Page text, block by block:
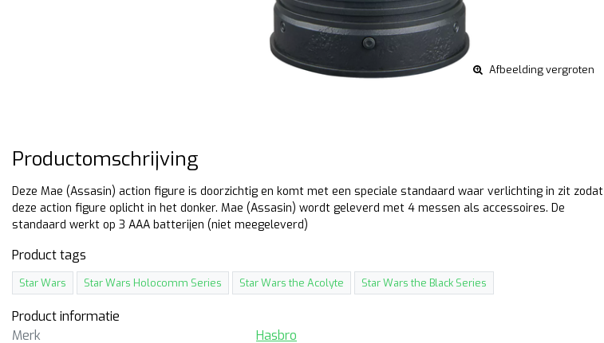
Afbeelding vergroten
Productomschrijving
Deze Mae (Assasin) action figure is doorzichtig en komt met een speciale standaard waar verlichting in zit zodat
deze action figure oplicht in het donker. Mae (Assasin) wordt geleverd met 4 messen als accessoires. De
standaard werkt op 3 AAA batterijen (niet meegeleverd)
Product tags
Star Wars Star Wars Holocomm Series Star Wars the Acolyte Star Wars the Black Series
Product informatie
Merk
Hasbro